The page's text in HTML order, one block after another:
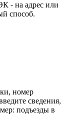
- на адрес или
способ.
номер
сведения,
подъезды в